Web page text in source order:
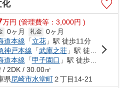
化
万円 (管理費等：3,000円 )
0ヶ月 礼金 0ヶ月
道本線 「立花」駅 徒歩11分
神戸本線 「武庫之荘」駅 徒歩21分
道本線 「甲子園口 」駅 徒歩28分
/ 2DK / 30.00㎡
県尼崎市水堂町２丁目14-21